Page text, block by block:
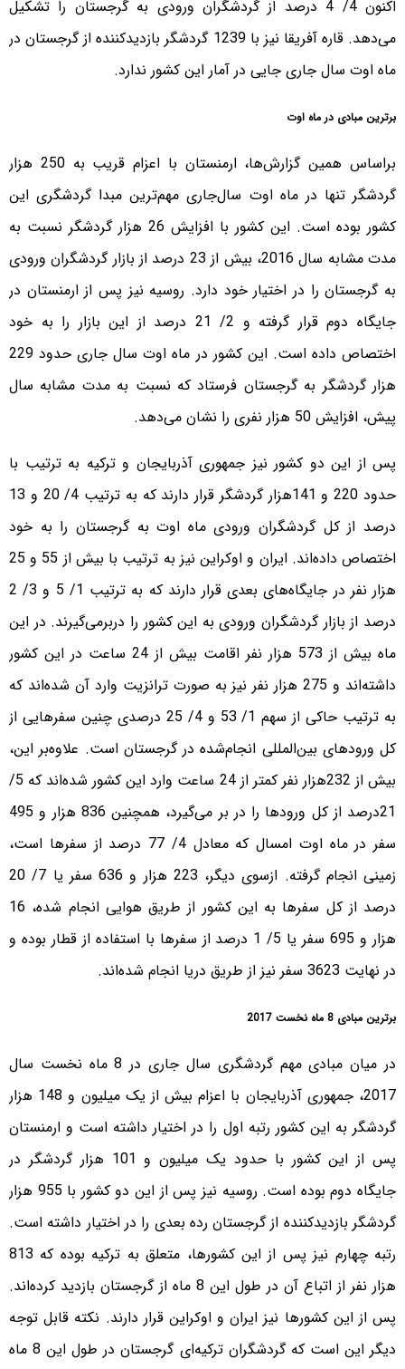
اکنون 4/ 4 درصد از گردشگران ورودی به گرجستان را تشکیل
می‌دهد. قاره آفریقا نیز با 1239 گردشگر بازدیدکننده از گرجستان در
ماه اوت سال جاری جایی در آمار این کشور ندارد.
برترین مبادی در ماه اوت
براساس همین گزارش‌ها، ارمنستان با اعزام قریب به 250 هزار
گردشگر تنها در ماه اوت سال‌جاری مهم‌ترین مبدا گردشگری این
کشور بوده است. این کشور با افزایش 26 هزار گردشگر نسبت به
مدت مشابه سال 2016، بیش از 23 درصد از بازار گردشگران ورودی
به گرجستان را در اختیار خود دارد. روسیه نیز پس از ارمنستان در
جایگاه دوم قرار گرفته و 2/ 21 درصد از این بازار را به خود
اختصاص داده است. این کشور در ماه اوت سال جاری حدود 229
هزار گردشگر به گرجستان فرستاد که نسبت به مدت مشابه سال
پیش، افزایش 50 هزار نفری را نشان می‌دهد.
پس از این دو کشور نیز جمهوری آذربایجان و ترکیه به ترتیب با
حدود 220 و 141هزار گردشگر قرار دارند که به ترتیب 4/ 20 و 13
درصد از کل گردشگران ورودی ماه اوت به گرجستان را به خود
اختصاص داده‌اند. ایران و اوکراین نیز به ترتیب با بیش از 55 و 25
هزار نفر در جایگاه‌های بعدی قرار دارند که به ترتیب 1/ 5 و 3/ 2
درصد از بازار گردشگران ورودی به این کشور را دربرمی‌گیرند. در این
ماه بیش از 573 هزار نفر اقامت بیش از 24 ساعت در این کشور
داشته‌اند و 275 هزار نفر نیز به صورت ترانزیت وارد آن شده‌اند که
به ترتیب حاکی از سهم 1/ 53 و 4/ 25 درصدی چنین سفرهایی از
کل ورودهای بین‌المللی انجام‌شده در گرجستان است. علاوه‌بر این،
بیش از 232هزار نفر کمتر از 24 ساعت وارد این کشور شده‌اند که 5/
21درصد از کل ورودها را در بر می‌گیرد، همچنین 836 هزار و 495
سفر در ماه اوت امسال که معادل 4/ 77 درصد از سفرها است،
زمینی انجام گرفته. ازسوی دیگر، 223 هزار و 636 سفر یا 7/ 20
درصد از کل سفرها به این کشور از طریق هوایی انجام شده، 16
هزار و 695 سفر یا 5/ 1 درصد از سفرها با استفاده از قطار بوده و
در نهایت 3623 سفر نیز از طریق دریا انجام شده‌اند.
برترین مبادی 8 ماه نخست 2017
در میان مبادی مهم گردشگری سال جاری در 8 ماه نخست سال
2017، جمهوری آذربایجان با اعزام بیش از یک میلیون و 148 هزار
گردشگر به این کشور رتبه اول را در اختیار داشته است و ارمنستان
پس از این کشور با حدود یک میلیون و 101 هزار گردشگر در
جایگاه دوم بوده است. روسیه نیز پس از این دو کشور با 955 هزار
گردشگر بازدیدکننده از گرجستان رده بعدی را در اختیار داشته است.
رتبه چهارم نیز پس از این کشورها، متعلق به ترکیه بوده که 813
هزار نفر از اتباع آن در طول این 8 ماه از گرجستان بازدید کرده‌اند.
پس از این کشورها نیز ایران و اوکراین قرار دارند. نکته قابل توجه
دیگر این است که گردشگران ترکیه‌ای گرجستان در طول این 8 ماه